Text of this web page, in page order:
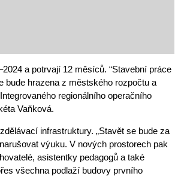
a potrvají 12 měsíců. “Stavební práce
bude hrazena z městského rozpočtu a
regionálního operačního
Vaňková.
infrastruktury. „Stavět se bude za
výuku. V nových prostorech pak
asistentky pedagogů a také
všechna podlaží budovy prvního